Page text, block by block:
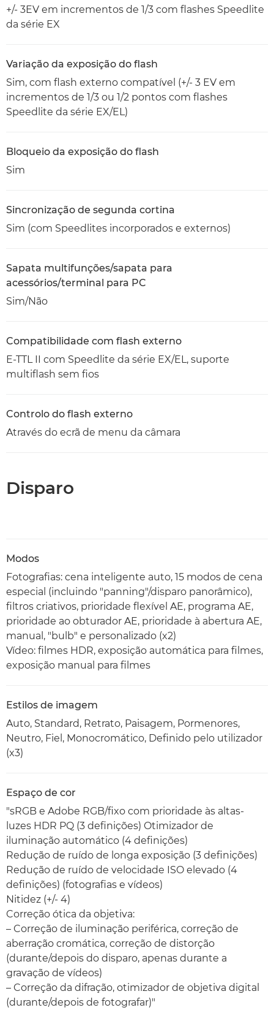
+/- 3EV em incrementos de 1/3 com flashes Speedlite
da série EX
Variação da exposição do flash
Sim, com flash externo compatível (+/- 3 EV em
incrementos de 1/3 ou 1/2 pontos com flashes
Speedlite da série EX/EL)
Bloqueio da exposição do flash
Sim
Sincronização de segunda cortina
Sim (com Speedlites incorporados e externos)
Sapata multifunções/sapata para
acessórios/terminal para PC
Sim/Não
Compatibilidade com flash externo
E-TTL II com Speedlite da série EX/EL, suporte
multiflash sem fios
Controlo do flash externo
Através do ecrã de menu da câmara
Disparo
Modos
Fotografias: cena inteligente auto, 15 modos de cena
especial (incluindo "panning"/disparo panorâmico),
filtros criativos, prioridade flexível AE, programa AE,
prioridade ao obturador AE, prioridade à abertura AE,
manual, "bulb" e personalizado (x2)
Vídeo: filmes HDR, exposição automática para filmes,
exposição manual para filmes
Estilos de imagem
Auto, Standard, Retrato, Paisagem, Pormenores,
Neutro, Fiel, Monocromático, Definido pelo utilizador
(x3)
Espaço de cor
"sRGB e Adobe RGB/fixo com prioridade às altas-
luzes HDR PQ (3 definições) Otimizador de
iluminação automático (4 definições)
Redução de ruído de longa exposição (3 definições)
Redução de ruído de velocidade ISO elevado (4
definições) (fotografias e vídeos)
Nitidez (+/- 4)
Correção ótica da objetiva:
– Correção de iluminação periférica, correção de
aberração cromática, correção de distorção
(durante/depois do disparo, apenas durante a
gravação de vídeos)
– Correção da difração, otimizador de objetiva digital
(durante/depois de fotografar)"